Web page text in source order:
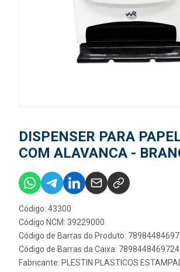
DISPENSER PARA
COM ALAVANCA -
Código: 43300
Código NCM: 39229000
Código de Barras do Produto:
Código de Barras da Caixa: 7898448469724
Fabricante: PLESTIN PLASTICOS